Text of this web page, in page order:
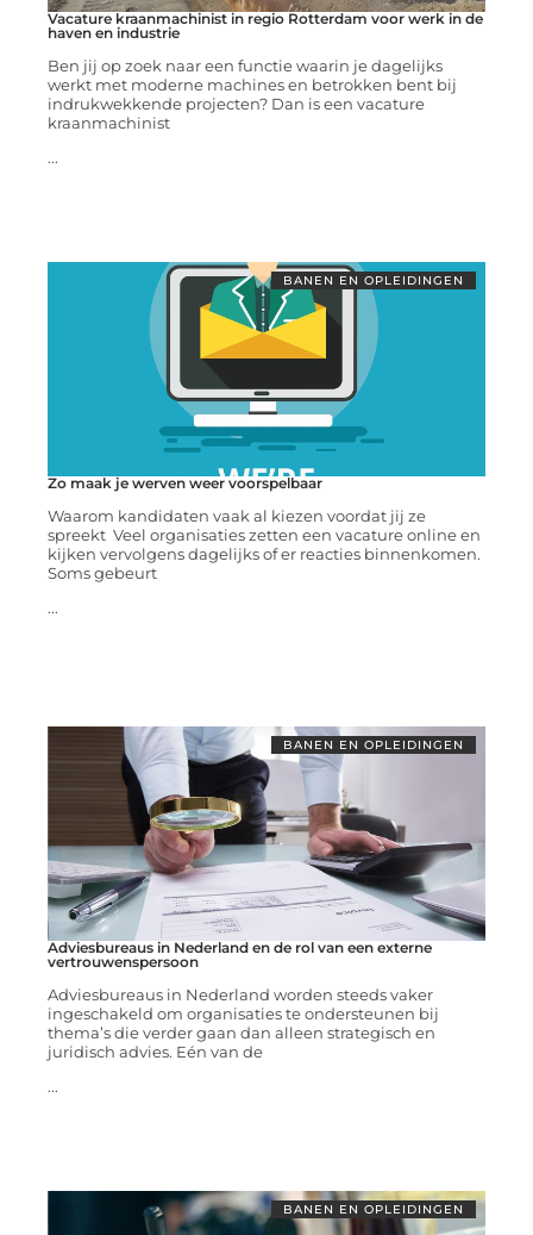
Vacature kraanmachinist in regio Rotterdam voor werk in de
haven en industrie
Ben jij op zoek naar een functie waarin je dagelijks
werkt met moderne machines en betrokken bent bij
indrukwekkende projecten? Dan is een vacature
kraanmachinist
...
BANEN EN OPLEIDINGEN
Zo maak je werven weer voorspelbaar
Waarom kandidaten vaak al kiezen voordat jij ze
spreekt Veel organisaties zetten een vacature online en
kijken vervolgens dagelijks of er reacties binnenkomen.
Soms gebeurt
...
BANEN EN OPLEIDINGEN
Adviesbureaus in Nederland en de rol van een externe
vertrouwenspersoon
Adviesbureaus in Nederland worden steeds vaker
ingeschakeld om organisaties te ondersteunen bij
thema’s die verder gaan dan alleen strategisch en
juridisch advies. Eén van de
...
BANEN EN OPLEIDINGEN